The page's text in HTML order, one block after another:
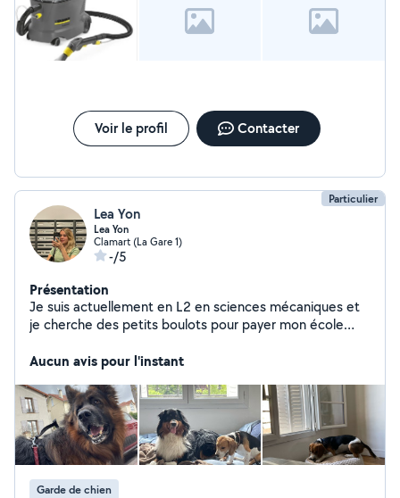
Voir le profil Contacter
Particulier
Lea Yon
Lea Yon
Clamart (La Gare 1)
-/5
Présentation
Je suis actuellement en L2 en sciences mécaniques et
je cherche des petits boulots pour payer mon école
Aucun avis pour l'instant
Garde de chien